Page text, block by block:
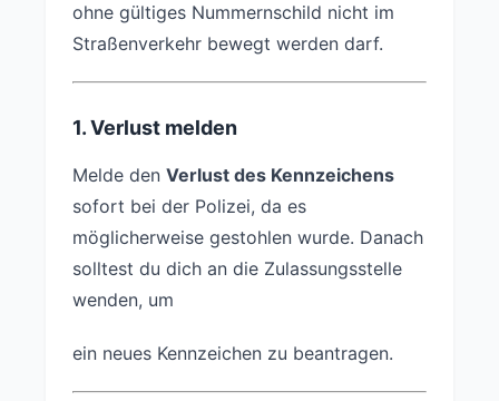
ohne gültiges Nummernschild nicht im
Straßenverkehr bewegt werden darf.
1. Verlust melden
Melde den Verlust des Kennzeichens
sofort bei der Polizei, da es
möglicherweise gestohlen wurde. Danach
solltest du dich an die Zulassungsstelle
wenden, um
ein neues Kennzeichen zu beantragen.